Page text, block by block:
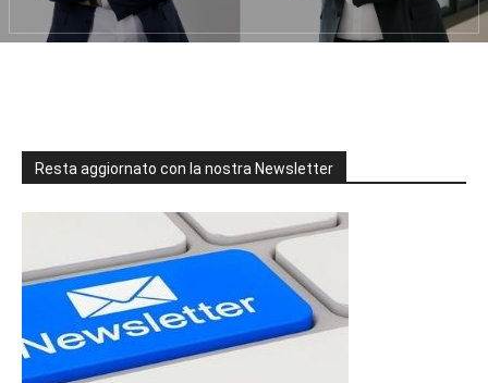
Resta aggiornato con la nostra Newsletter